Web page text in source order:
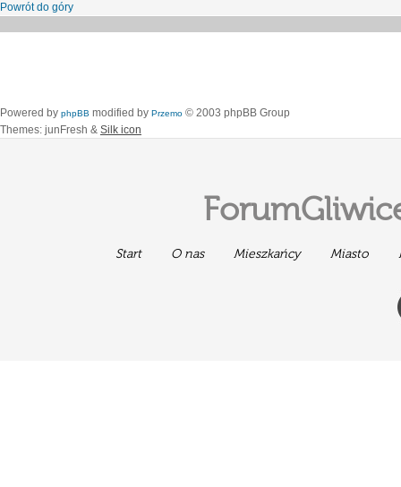
Powrót do góry
Powered by phpBB modified by Przemo © 2003 phpBB Group
Themes: junFresh & Silk icon
Start O nas Mieszkańcy Miasto